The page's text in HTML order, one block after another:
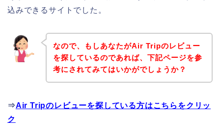
込みできるサイトでした。
なので、もしあなたがAir Tripのレビュー
を探しているのであれば、下記ページを参
考にされてみてはいかがでしょうか？
⇒Air Tripのレビューを探している方はこちらをクリッ
ク